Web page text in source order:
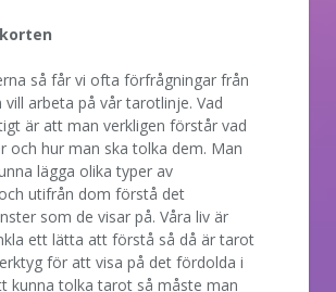
så får vi ofta förfrågningar från
arbeta på vår tarotlinje. Vad
är att man verkligen förstår vad
och hur man ska tolka dem. Man
lägga olika typer av
utifrån dom förstå det
som de visar på. Våra liv är
ett lätta att förstå så då är tarot
för att visa på det fördolda i
kunna tolka tarot så måste man